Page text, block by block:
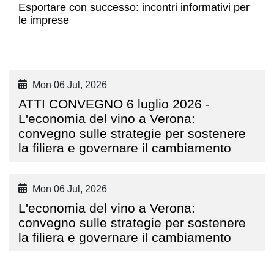
Esportare con successo: incontri informativi per
le imprese
Mon 06 Jul, 2026
ATTI CONVEGNO 6 luglio 2026 -
L'economia del vino a Verona:
convegno sulle strategie per sostenere
la filiera e governare il cambiamento
Mon 06 Jul, 2026
L'economia del vino a Verona:
convegno sulle strategie per sostenere
la filiera e governare il cambiamento